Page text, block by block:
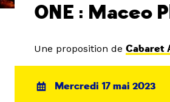
ONE : Maceo
Une proposition de Cabaret
Mercredi 17 mai 2023